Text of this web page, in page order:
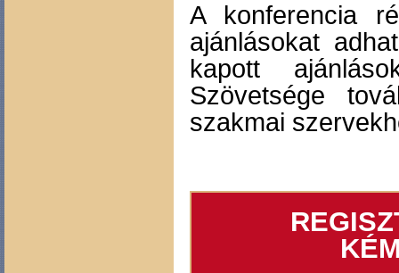
A konferencia
ajánlásokat
kapott
Szövetsége
szakmai